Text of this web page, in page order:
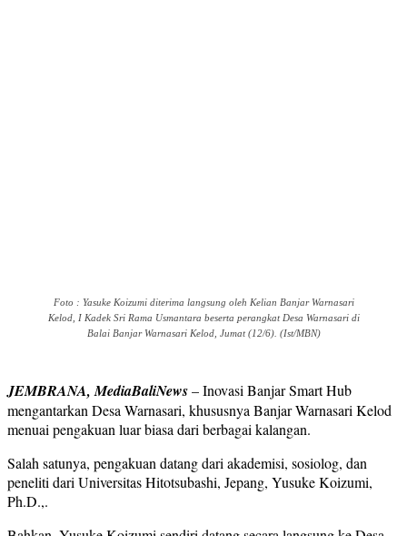
Foto : Yasuke Koizumi diterima langsung oleh Kelian Banjar Warnasari
Kelod, I Kadek Sri Rama Usmantara beserta perangkat Desa Warnasari di
Balai Banjar Warnasari Kelod, Jumat (12/6). (Ist/MBN)
JEMBRANA, MediaBaliNews– Inovasi Banjar Smart Hub
mengantarkan Desa Warnasari, khususnya Banjar Warnasari Kelod
menuai pengakuan luar biasa dari berbagai kalangan.
Salah satunya, pengakuan datang dari akademisi, sosiolog, dan
peneliti dari Universitas Hitotsubashi, Jepang, Yusuke Koizumi,
Ph.D.,.